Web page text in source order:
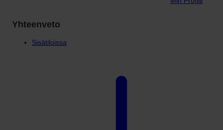
Yhteenveto
Sisätiloissa